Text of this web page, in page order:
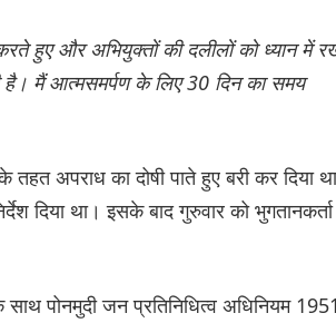
हुए और अभियुक्तों की दलीलों को ध्यान में
है। मैं आत्मसमर्पण के लिए 30 दिन का समय
अपराध का दोषी पाते हुए बरी कर दिया
दिया था। इसके बाद गुरुवार को भुगतानकर्ता
पोनमुदी जन प्रतिनिधित्व अधिनियम